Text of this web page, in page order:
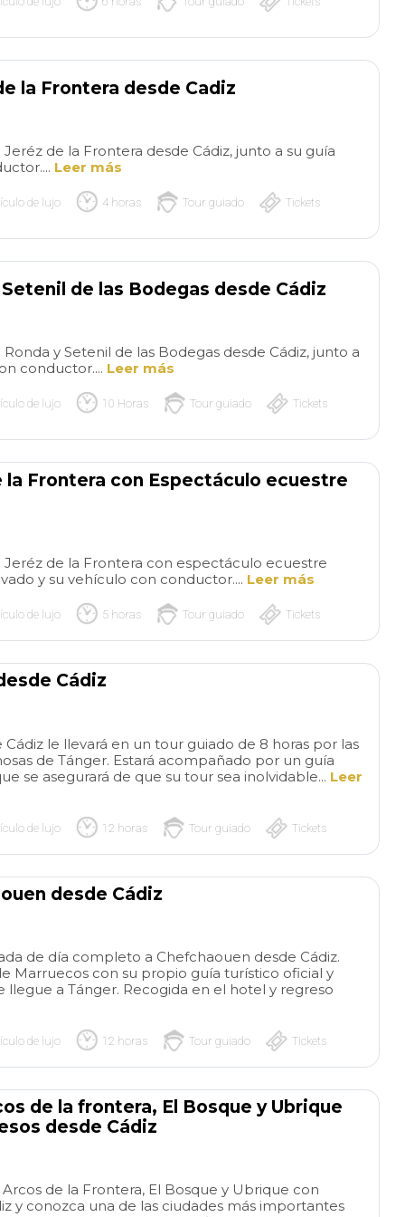
the Cathedral. Seville has a
much to do and see!!
la Frontera desde Cadiz
de la Frontera desde Cádiz, junto a su guía
Leer más
de lujo 4 horas Tour guiado Tickets
de las Bodegas desde Cádiz
y Setenil de las Bodegas desde Cádiz, junto a
conductor.... Leer más
de lujo 10 Horas Tour guiado Tickets
la Frontera con Espectáculo ecuestre
Jeréz de la Frontera con espectáculo ecuestre
y su vehículo con conductor.... Leer más
de lujo 5 horas Tour guiado Tickets
Cádiz
Cádiz le llevará en un tour guiado de 8 horas por las
de Tánger. Estará acompañado por un guía
se asegurará de que su tour sea inolvidable... Leer
de lujo 12 horas Tour guiado Tickets
desde Cádiz
de día completo a Chefchaouen desde Cádiz.
Marruecos con su propio guía turístico oficial y
a Tánger. Recogida en el hotel y regreso
de lujo 12 horas Tour guiado Tickets
de la frontera, El Bosque y Ubrique
desde Cádiz
de la Frontera, El Bosque y Ubrique con
y conozca una de las ciudades más importantes